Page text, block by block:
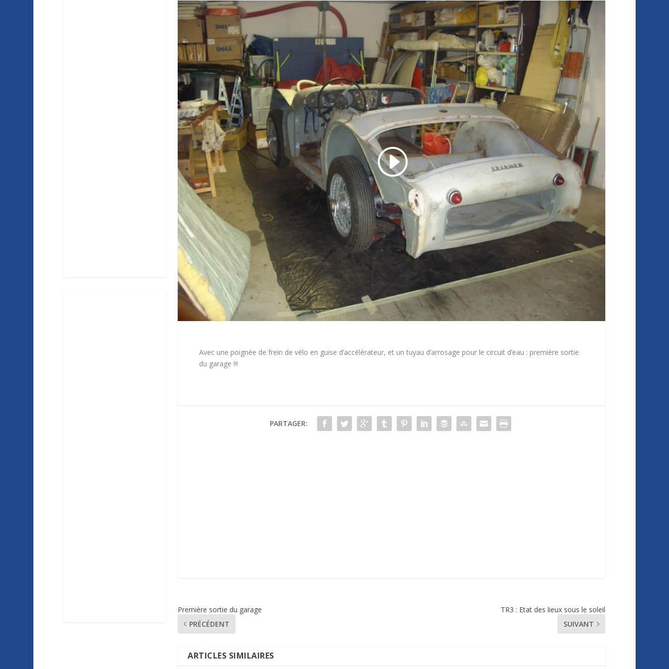
Avec une poignée de frein de vélo en guise d’accélérateur, et un tuyau d’arrosage pour le circuit d’eau : première sortie
du garage !!!
PARTAGER:
Première sortie du garage
PRÉCÉDENT
TR3 : Etat des lieux sous le soleil
SUIVANT
ARTICLES SIMILAIRES